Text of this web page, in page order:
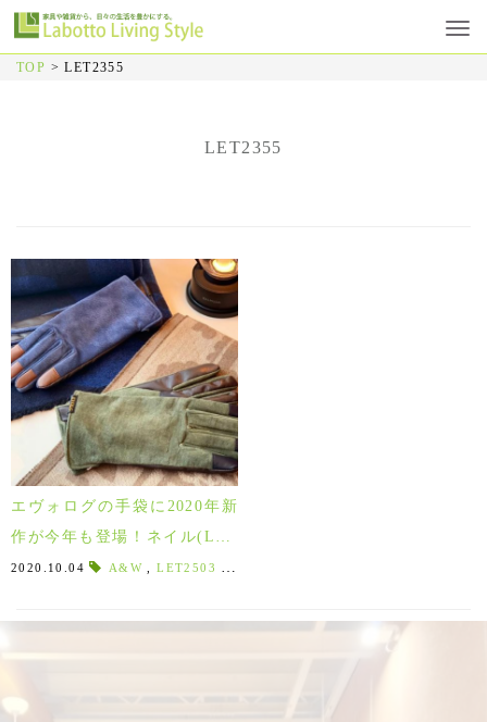
TOP >LET2355
LET2355
エヴォログの手袋に2020年新
作が今年も登場！ネイル(LET
2732)も一足先にご紹介♪
2020.10.04 A&W ,LET2503